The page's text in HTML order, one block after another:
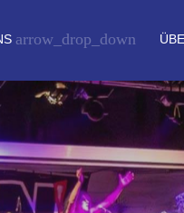
arrow_drop_down